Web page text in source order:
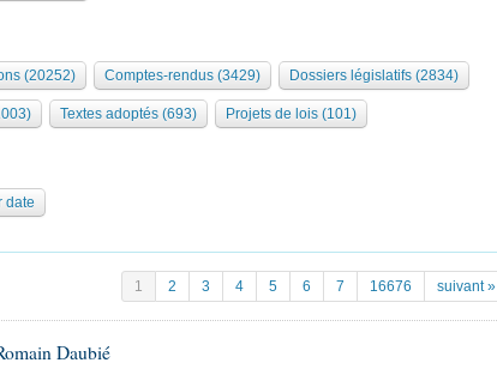
(20252) Comptes-rendus (3429) Dossiers législatifs (2834)
Textes adoptés (693) Projets de lois (101)
date
1 2 3 4 5 6 7 16676 suivant »
Daubié